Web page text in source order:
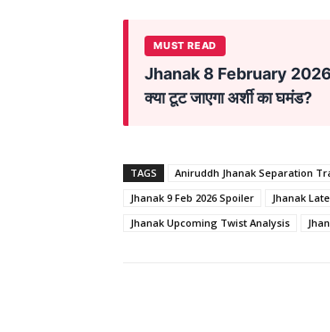
MUST READ
Jhanak 8 February 2026
क्या टूट जाएगा अर्शी का घमंड?
TAGS Aniruddh Jhanak Separation
Jhanak 9 Feb 2026 Spoiler
Jhanak
Jhanak Upcoming Twist Analysis